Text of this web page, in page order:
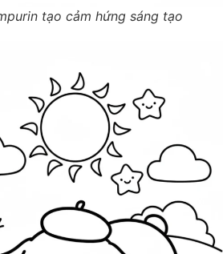
tạo cảm hứng sáng tạo